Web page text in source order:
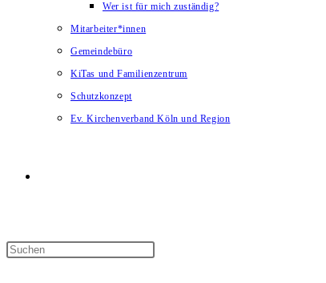
Wer ist für mich zuständig?
Mitarbeiter*innen
Gemeindebüro
KiTas und Familienzentrum
Schutzkonzept
Ev. Kirchenverband Köln und Region